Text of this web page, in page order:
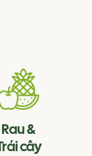
Rau &
cây